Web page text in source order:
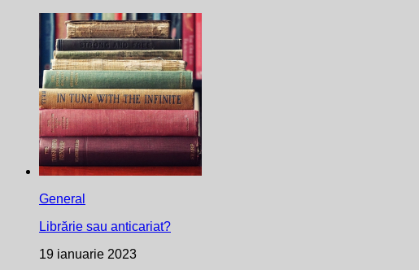
General
Librărie sau anticariat?
19 ianuarie 2023